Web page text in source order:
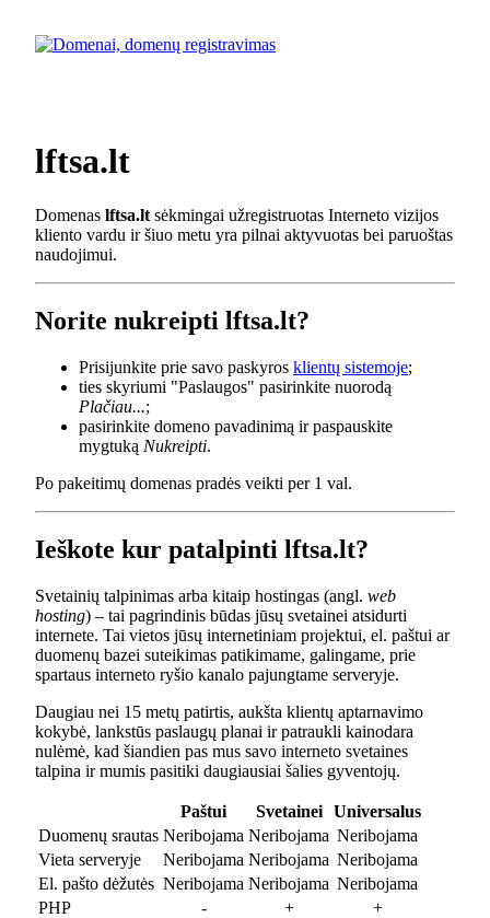
lftsa.lt
Domenas lftsa.lt sėkmingai užregistruotas Interneto vizijos
kliento vardu ir šiuo metu yra pilnai aktyvuotas bei paruoštas
naudojimui.
Norite nukreipti lftsa.lt?
Prisijunkite prie savo paskyros klientų sistemoje;
ties skyriumi "Paslaugos" pasirinkite nuorodą
Plačiau...;
pasirinkite domeno pavadinimą ir paspauskite
mygtuką Nukreipti.
Po pakeitimų domenas pradės veikti per 1 val.
Ieškote kur patalpinti lftsa.lt?
Svetainių talpinimas arba kitaip hostingas (angl. web
hosting) – tai pagrindinis būdas jūsų svetainei atsidurti
internete. Tai vietos jūsų internetiniam projektui, el. paštui ar
duomenų bazei suteikimas patikimame, galingame, prie
spartaus interneto ryšio kanalo pajungtame serveryje.
Daugiau nei 15 metų patirtis, aukšta klientų aptarnavimo
kokybė, lankstūs paslaugų planai ir patraukli kainodara
nulėmė, kad šiandien pas mus savo interneto svetaines
talpina ir mumis pasitiki daugiausiai šalies gyventojų.
Paštui Svetainei
Universalus
Duomenų srautas Neribojama Neribojama Neribojama
Vieta serveryje
Neribojama Neribojama Neribojama
El. pašto dėžutės Neribojama Neribojama Neribojama
PHP
- +
+